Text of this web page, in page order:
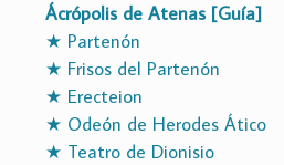
Ácrópolis de Atenas [Guía]
★ Partenón
★ Frisos del Partenón
★ Erecteion
★ Odeón de Herodes Ático
★ Teatro de Dionisio